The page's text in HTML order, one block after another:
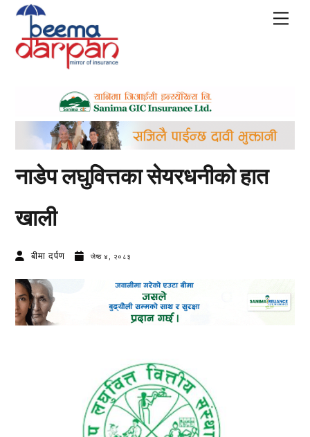
Skip
content
नाडेप लघुवित्तका सेयरधनीको हात
खाली
बीमा दर्पण जेष्ठ ४, २०८३